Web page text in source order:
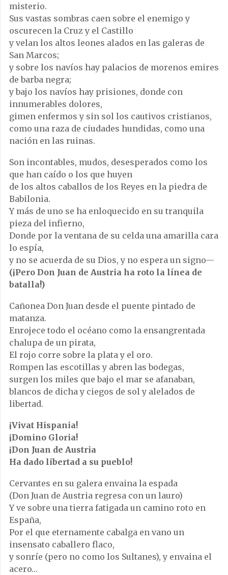
misterio.
Sus vastas sombras caen sobre el enemigo y
oscurecen la Cruz y el Castillo
y velan los altos leones alados en las galeras de
San Marcos;
y sobre los navíos hay palacios de morenos emires
de barba negra;
y bajo los navíos hay prisiones, donde con
innumerables dolores,
gimen enfermos y sin sol los cautivos cristianos,
como una raza de ciudades hundidas, como una
nación en las ruinas.
Son incontables, mudos, desesperados como los
que han caído o los que huyen
de los altos caballos de los Reyes en la piedra de
Babilonia.
Y más de uno se ha enloquecido en su tranquila
pieza del infierno,
Donde por la ventana de su celda una amarilla cara
lo espía,
y no se acuerda de su Dios, y no espera un signo—
(¡Pero Don Juan de Austria ha roto la línea de
batalla!)
Cañonea Don Juan desde el puente pintado de
matanza.
Enrojece todo el océano como la ensangrentada
chalupa de un pirata,
El rojo corre sobre la plata y el oro.
Rompen las escotillas y abren las bodegas,
surgen los miles que bajo el mar se afanaban,
blancos de dicha y ciegos de sol y alelados de
libertad.
¡Vivat Hispania!
¡Domino Gloria!
¡Don Juan de Austria
Ha dado libertad a su pueblo!
Cervantes en su galera envaina la espada
(Don Juan de Austria regresa con un lauro)
Y ve sobre una tierra fatigada un camino roto en
España,
Por el que eternamente cabalga en vano un
insensato caballero flaco,
y sonríe (pero no como los Sultanes), y envaina el
acero…